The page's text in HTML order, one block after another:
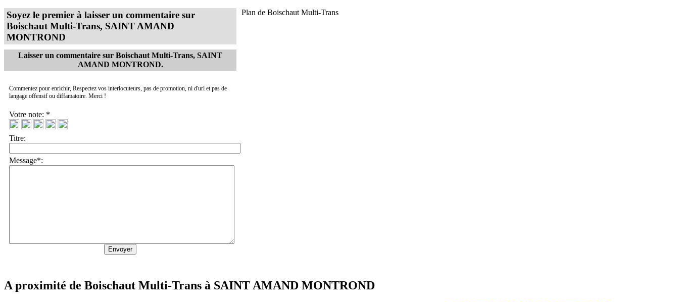
Soyez le premier à laisser un commentaire sur
Boischaut Multi-Trans, SAINT AMAND
MONTROND
Laisser un commentaire sur Boischaut Multi-Trans, SAINT
AMAND MONTROND.
Commentez pour enrichir, Respectez vos interlocuteurs, pas de promotion, ni d'url et pas de
langage offensif ou diffamatoire. Merci !
Votre note: *
Titre:
Message*:
Plan de Boischaut Multi-Trans
A proximité de Boischaut Multi-Trans à SAINT AMAND MONTROND